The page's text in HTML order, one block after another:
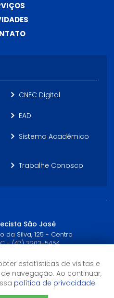
CNEC Digital
EAD
Sistema Acadêmico
Trabalhe Conosco
São José
da Silva, 125 - Centro
- (47) 3203-5454
Atendimento
as 12:00
as 17:30
estatísticas de visitas e
navegação. Ao continuar,
política de privacidade.